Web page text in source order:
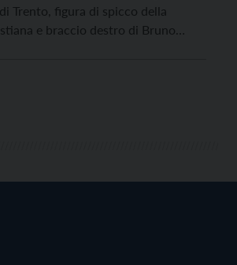
Trento, figura di spicco della
e braccio destro di Bruno